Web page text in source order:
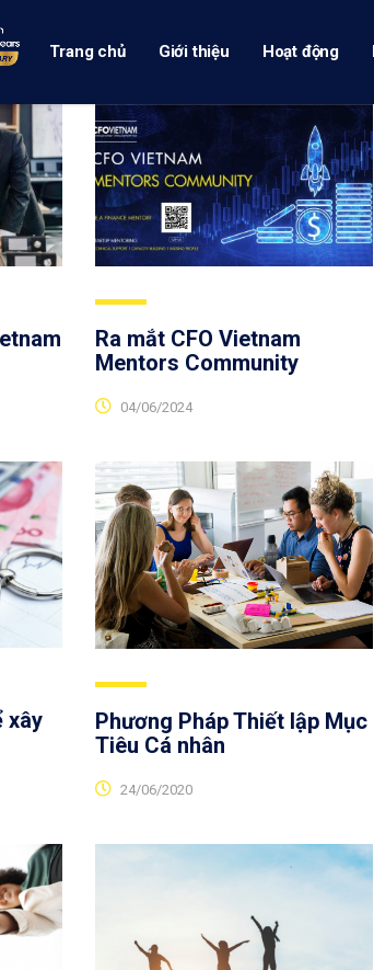
Trang chủ Giới thiệu Hoạt động
Ra mắt CFO Vietnam
Mentors Community
04/06/2024
xây
Phương Pháp Thiết lập Mục
Tiêu Cá nhân
24/06/2020